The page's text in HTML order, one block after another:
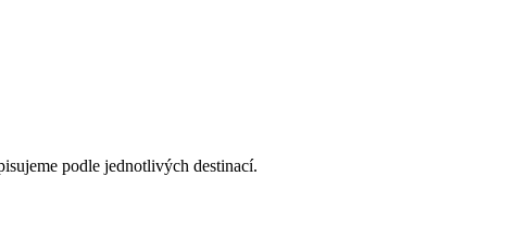
podle jednotlivých destinací.